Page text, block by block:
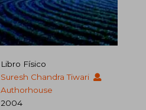
Libro Físico
Suresh Chandra Tiwari
Authorhouse
2004